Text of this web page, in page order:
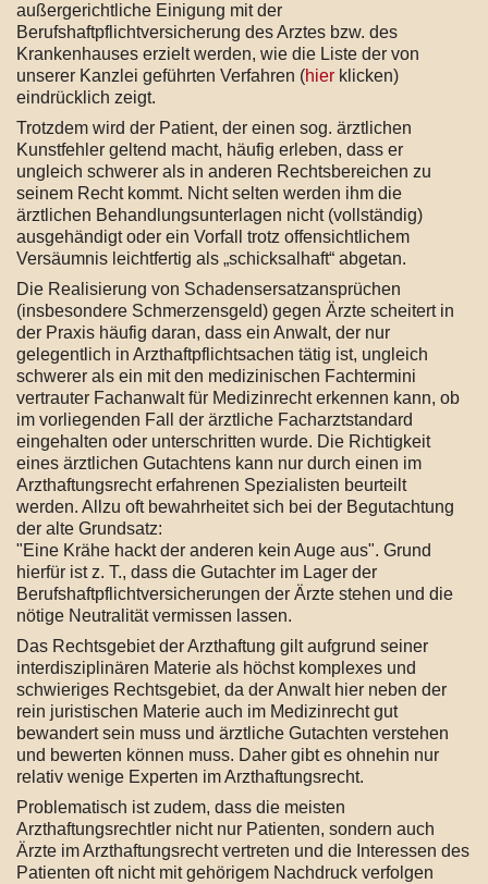
außergerichtliche Einigung mit der
Berufshaftpflichtversicherung des Arztes bzw. des
Krankenhauses erzielt werden, wie die Liste der von
unserer Kanzlei geführten Verfahren (hier klicken)
eindrücklich zeigt.
Trotzdem wird der Patient, der einen sog. ärztlichen
Kunstfehler geltend macht, häufig erleben, dass er
ungleich schwerer als in anderen Rechtsbereichen zu
seinem Recht kommt. Nicht selten werden ihm die
ärztlichen Behandlungsunterlagen nicht (vollständig)
ausgehändigt oder ein Vorfall trotz offensichtlichem
Versäumnis leichtfertig als „schicksalhaft“ abgetan.
Die Realisierung von Schadensersatzansprüchen
(insbesondere Schmerzensgeld) gegen Ärzte scheitert in
der Praxis häufig daran, dass ein Anwalt, der nur
gelegentlich in Arzthaftpflichtsachen tätig ist, ungleich
schwerer als ein mit den medizinischen Fachtermini
vertrauter Fachanwalt für Medizinrecht erkennen kann, ob
im vorliegenden Fall der ärztliche Facharztstandard
eingehalten oder unterschritten wurde. Die Richtigkeit
eines ärztlichen Gutachtens kann nur durch einen im
Arzthaftungsrecht erfahrenen Spezialisten beurteilt
werden. Allzu oft bewahrheitet sich bei der Begutachtung
der alte Grundsatz:
"Eine Krähe hackt der anderen kein Auge aus". Grund
hierfür ist z. T., dass die Gutachter im Lager der
Berufshaftpflichtversicherungen der Ärzte stehen und die
nötige Neutralität vermissen lassen.
Das Rechtsgebiet der Arzthaftung gilt aufgrund seiner
interdisziplinären Materie als höchst komplexes und
schwieriges Rechtsgebiet, da der Anwalt hier neben der
rein juristischen Materie auch im Medizinrecht gut
bewandert sein muss und ärztliche Gutachten verstehen
und bewerten können muss. Daher gibt es ohnehin nur
relativ wenige Experten im Arzthaftungsrecht.
Problematisch ist zudem, dass die meisten
Arzthaftungsrechtler nicht nur Patienten, sondern auch
Ärzte im Arzthaftungsrecht vertreten und die Interessen des
Patienten oft nicht mit gehörigem Nachdruck verfolgen